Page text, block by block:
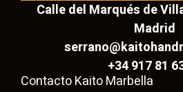
Calle del Marqués de
Madrid
+34 917 81
Contacto Kaito Marbella